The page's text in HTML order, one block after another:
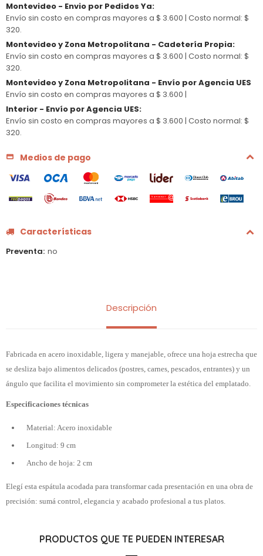
Montevideo - Envio por Pedidos Ya:
Envío sin costo en compras mayores a $ 3.600 | Costo normal: $
320.
Montevideo y Zona Metropolitana - Cadetería Propia:
Envío sin costo en compras mayores a $ 3.600 | Costo normal: $
320.
Montevideo y Zona Metropolitana - Envío por Agencia UES
Envío sin costo en compras mayores a $ 3.600 |
Interior - Envío por Agencia UES:
Envío sin costo en compras mayores a $ 3.600 | Costo normal: $
320.
Medios de pago
Características
Preventa no
Descripción
Fabricada en acero inoxidable, ligera y manejable, ofrece una hoja estrecha que
se desliza bajo alimentos delicados (postres, carnes, pescados, entrantes) y un
ángulo que facilita el movimiento sin comprometer la estética del emplatado.
Especificaciones técnicas
Material: Acero inoxidable
Longitud: 9 cm
Ancho de hoja: 2 cm
Elegí esta espátula acodada para transformar cada presentación en una obra de
precisión: sumá control, elegancia y acabado profesional a tus platos.
PRODUCTOS QUE TE PUEDEN INTERESAR